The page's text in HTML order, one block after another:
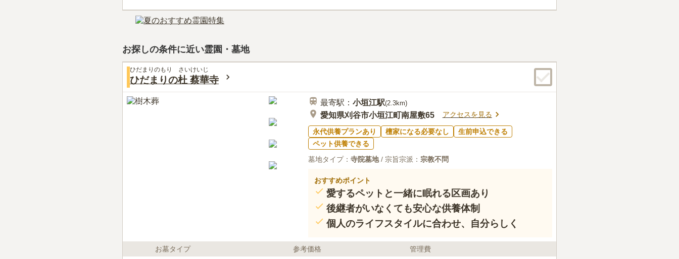
お探しの条件に近い霊園・墓地
ひだまりのもり さいけいじ
ひだまりの杜 蔡華寺
最寄駅： 小垣江駅(2.3km)
愛知県刈谷市小垣江町南屋敷65 アクセスを見る
永代供養プランあり 檀家になる必要なし
生前申込できる
ペット供養できる
墓地タイプ： 寺院墓地/ 宗旨宗派： 宗教不問
おすすめポイント
愛するペットと一緒に眠れる区画あり
後継者がいなくても安心な供養体制
個人のライフスタイルに合わせ、自分らしく
お墓タイプ 参考価格 管理費